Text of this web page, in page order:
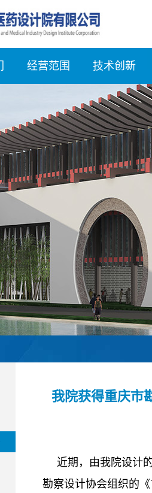
经营范围 技术创新
我院获得重庆市
近期，由我院设计
勘察设计协会组织的